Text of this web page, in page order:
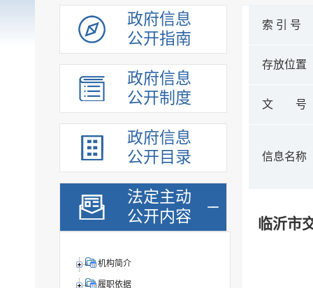
政府信息
公开指南
政府信息
公开制度
政府信息
公开目录
法定主动
公开内容
机构简介
履职依据
索 引 号
存放位置
文 号
信息名称
临沂市